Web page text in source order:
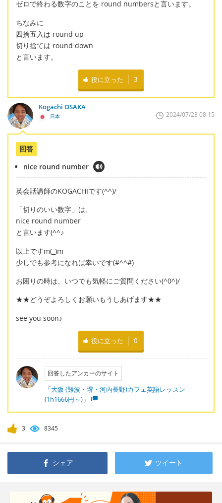
ゼロで終わる数字のことを round numbersと言います。
ちなみに
四捨五入は round up
切り捨ては round down
と言います。
役に立った 3
Kogachi OSAKA
日本 2024/07/23 08:15
回答
nice round number
英会話講師のKOGACHIです(^^)/
「切りのいい数字」は、
nice round number
と言います(^^♪
以上ですm(_)m
少しでも参考になれば幸いです(#^^#)
お困りの時は、いつでも気軽にご質問ください(^0^)/
★★どうぞよろしくお願いもうしあげます★★
see you soon♪
役に立った 0
回答したアンカーのサイト
「大阪 (難波・堺・河内長野)カフェ英語レッスン
(1h1666円～)」
3 8345
シェア ツイート